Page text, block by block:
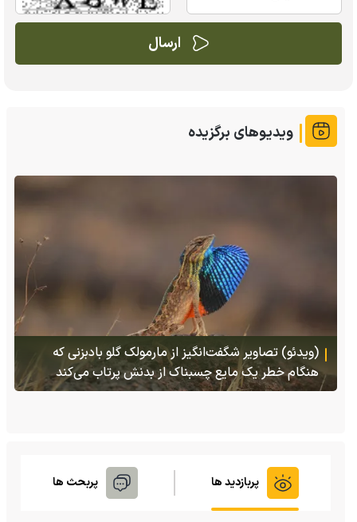
ویدیوهای برگزیده
(ویدئو) تصاویر شگفت‌انگیز از مارمولک گلو بادبزنی که
هنگام خطر یک مایع چسبناک از بدنش پرتاب می‌کند
پربازدید ها پربحث ها